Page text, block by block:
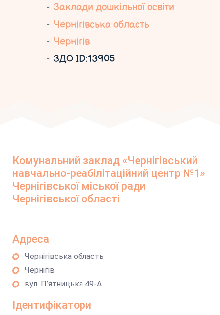
Заклади дошкільної освіти
Чернігівська область
Чернігів
ЗДО ID:13905
Комунальний заклад «Чернігівський
навчально-реабілітаційний центр №1»
Чернігівської міської ради
Чернігівської області
Адреса
Чернігівська область
Чернігів
вул. П’ятницька 49-А
Ідентифікатори